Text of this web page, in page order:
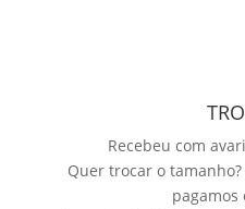
Recebeu com
Quer trocar o
pagamos